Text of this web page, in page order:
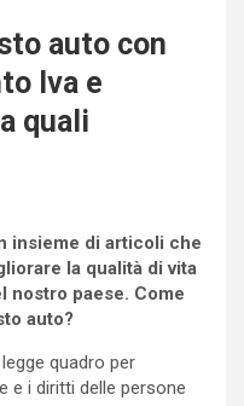
auto con
Iva e
quali
insieme di articoli che
la qualità di vita
nostro paese. Come
auto?
quadro per
e i diritti delle persone